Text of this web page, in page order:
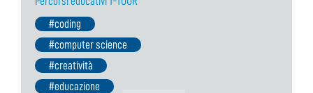
#coding
#computer science
#creatività
#educazione